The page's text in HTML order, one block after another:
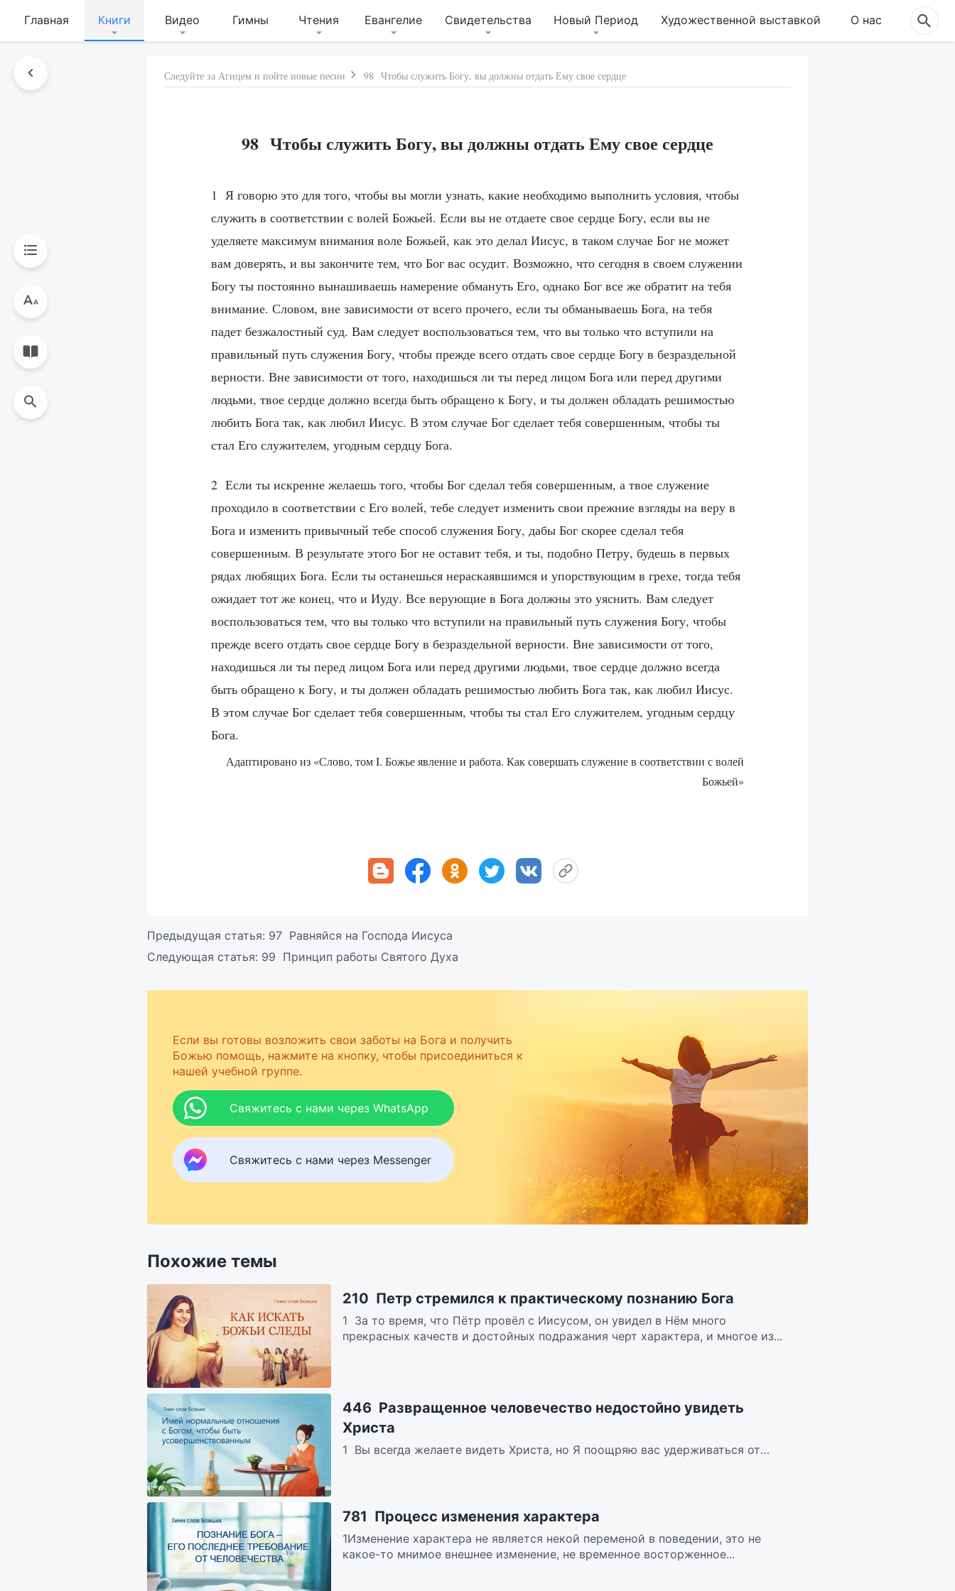
Главная Книги Видео Гимны Чтения Евангелие Свидетельства Новый Период Художественной выставкой О нас
Следуйте за Агнцем и пойте новые песни 98 Чтобы служить Богу, вы должны отдать Ему свое сердце
98 Чтобы служить Богу, вы должны отдать Ему свое сердце
1 Я говорю это для того, чтобы вы могли узнать, какие необходимо выполнить условия, чтобы
служить в соответствии с волей Божьей. Если вы не отдаете свое сердце Богу, если вы не
уделяете максимум внимания воле Божьей, как это делал Иисус, в таком случае Бог не может
вам доверять, и вы закончите тем, что Бог вас осудит. Возможно, что сегодня в своем служении
Богу ты постоянно вынашиваешь намерение обмануть Его, однако Бог все же обратит на тебя
внимание. Словом, вне зависимости от всего прочего, если ты обманываешь Бога, на тебя
падет безжалостный суд. Вам следует воспользоваться тем, что вы только что вступили на
правильный путь служения Богу, чтобы прежде всего отдать свое сердце Богу в безраздельной
верности. Вне зависимости от того, находишься ли ты перед лицом Бога или перед другими
людьми, твое сердце должно всегда быть обращено к Богу, и ты должен обладать решимостью
любить Бога так, как любил Иисус. В этом случае Бог сделает тебя совершенным, чтобы ты
стал Его служителем, угодным сердцу Бога.
2 Если ты искренне желаешь того, чтобы Бог сделал тебя совершенным, а твое служение
проходило в соответствии с Его волей, тебе следует изменить свои прежние взгляды на веру в
Бога и изменить привычный тебе способ служения Богу, дабы Бог скорее сделал тебя
совершенным. В результате этого Бог не оставит тебя, и ты, подобно Петру, будешь в первых
рядах любящих Бога. Если ты останешься нераскаявшимся и упорствующим в грехе, тогда тебя
ожидает тот же конец, что и Иуду. Все верующие в Бога должны это уяснить. Вам следует
воспользоваться тем, что вы только что вступили на правильный путь служения Богу, чтобы
прежде всего отдать свое сердце Богу в безраздельной верности. Вне зависимости от того,
находишься ли ты перед лицом Бога или перед другими людьми, твое сердце должно всегда
быть обращено к Богу, и ты должен обладать решимостью любить Бога так, как любил Иисус.
В этом случае Бог сделает тебя совершенным, чтобы ты стал Его служителем, угодным сердцу
Бога.
Адаптировано из «Слово, том I. Божье явление и работа. Как совершать служение в соответствии с волей
Божьей»
Предыдущая статья: 97 Равняйся на Господа Иисуса
Следующая статья: 99 Принцип работы Святого Духа
Если вы готовы возложить свои заботы на Бога и получить
Божью помощь, нажмите на кнопку, чтобы присоединиться к
нашей учебной группе.
Свяжитесь с нами через WhatsApp
Свяжитесь с нами через Messenger
Похожие темы
210 Петр стремился к практическому познанию Бога
1 За то время, что Пётр провёл с Иисусом, он увидел в Нём много
прекрасных качеств и достойных подражания черт характера, и многое из...
446 Развращенное человечество недостойно увидеть
Христа
1 Вы всегда желаете видеть Христа, но Я поощряю вас удерживаться от
781 Процесс изменения характера
1Изменение характера не является некой переменой в поведении, это не
какое-то мнимое внешнее изменение, не временное восторженное...